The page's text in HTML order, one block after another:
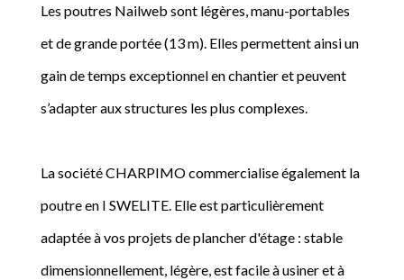
Les poutres Nailweb sont légères, manu-portables
et de grande portée (13 m). Elles permettent ainsi un
gain de temps exceptionnel en chantier et peuvent
s’adapter aux structures les plus complexes.
La société CHARPIMO commercialise également la
poutre en I SWELITE. Elle est particulièrement
adaptée à vos projets de plancher d'étage : stable
dimensionnellement, légère, est facile à usiner et à